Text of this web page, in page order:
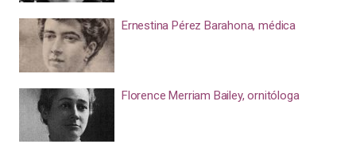
Ernestina Pérez Barahona, médica
Florence Merriam Bailey, ornitóloga